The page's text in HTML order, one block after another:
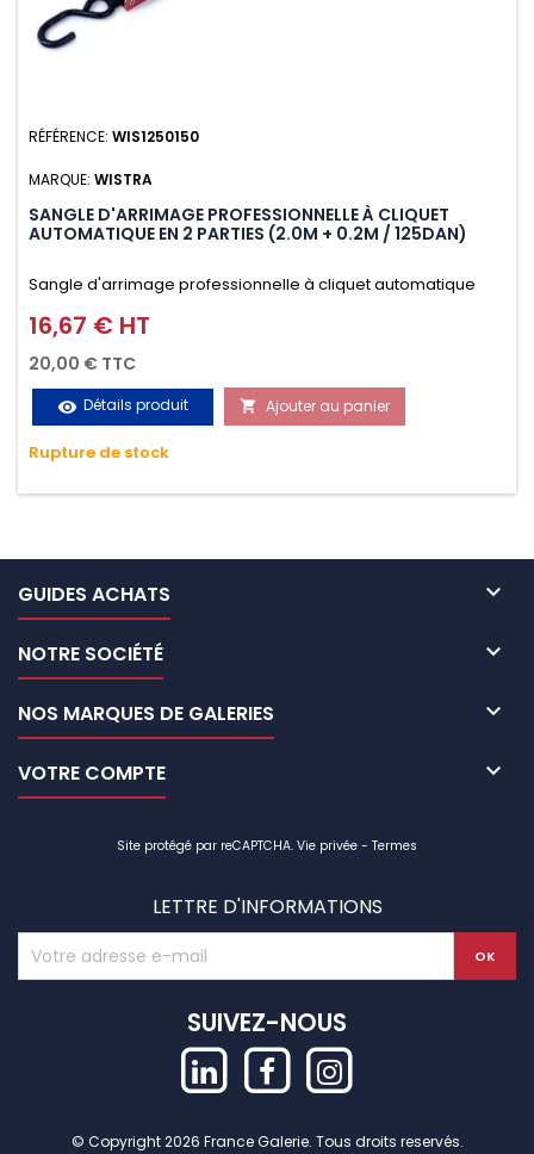
RÉFÉRENCE: WIS1250150
MARQUE: WISTRA
SANGLE D'ARRIMAGE PROFESSIONNELLE À CLIQUET
AUTOMATIQUE EN 2 PARTIES (2.0M + 0.2M / 125DAN)
Sangle d'arrimage professionnelle à cliquet automatique
avec crochet S en 2 parties (2.0M + 0.2M / 125daN), simple et
rapide d'utilisation. Permet d'arrimer et de sécuriser
vos chargements pendant le transport. Matière polyester
très résistante aux UV et aux variations de températures,
n'absorbe pas l'eau.
Prix
16,67 € HT
20,00 € TTC
visibility Détails produit  Ajouter au panier
Rupture de stock
GUIDES ACHATS 
NOTRE SOCIÉTÉ 
NOS MARQUES DE GALERIES 
VOTRE COMPTE 
Site protégé par reCAPTCHA. Vie privée - Termes
LETTRE D'INFORMATIONS
SUIVEZ-NOUS
© Copyright 2026 France Galerie. Tous droits reservés.